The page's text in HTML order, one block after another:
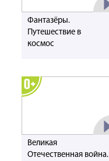
Фантазёры.
Путешествие в
космос
Великая
Отечественная война.